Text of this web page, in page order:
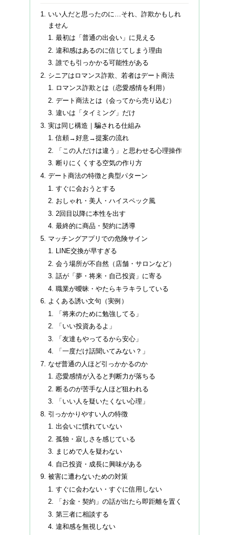
いい人だと思ったのに…それ、詐欺かもしれ
ません
最初は「普通の出会い」に見える
違和感はあるのに信じてしまう理由
誰でも引っかかる可能性がある
シニアはロマンス詐欺、若者はデート商法
ロマンス詐欺とは（恋愛感情を利用）
デート商法とは（会ってから売り込む）
違いは「タイミング」だけ
実は同じ構造｜騙される仕組み
信頼→好意→提案の流れ
「この人だけは違う」と思わせる心理操作
断りにくくする空気の作り方
デート商法の特徴と典型パターン
すぐに会おうとする
おしゃれ・美人・ハイスペック風
2回目以降に本性を出す
最終的に商品・契約に誘導
マッチングアプリでの危険サイン
LINE交換が早すぎる
会う場所が不自然（店舗・サロンなど）
話が「夢・将来・自己投資」に寄る
職業が曖昧・やたらキラキラしている
よくある誘い文句（実例）
「将来のために勉強してる」
「いい投資あるよ」
「友達もやってるから安心」
「一度だけ話聞いてみない？」
なぜ普通の人ほど引っかかるのか
恋愛感情が入ると判断力が落ちる
断るのが苦手な人ほど狙われる
「いい人を疑いたくない心理」
引っかかりやすい人の特徴
出会いに慣れていない
孤独・寂しさを感じている
まじめで人を疑わない
自己投資・成長に興味がある
被害に遭わないための対策
すぐに会わない・すぐに信用しない
「お金・契約」の話が出たら即距離を置く
第三者に相談する
違和感を無視しない